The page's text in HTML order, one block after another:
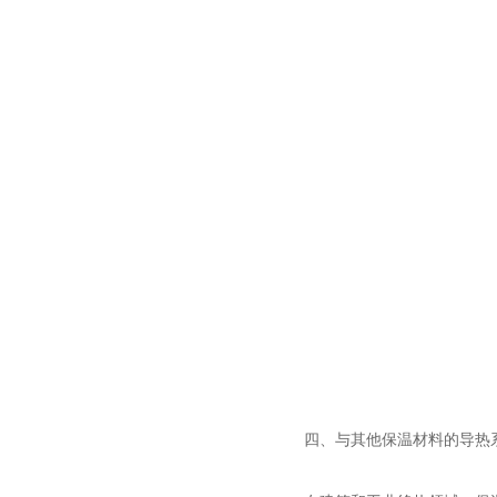
四、与其他保温材料的导热